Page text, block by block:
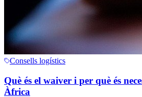
Consells logístics
Què és el waiver i per què és
Àfrica